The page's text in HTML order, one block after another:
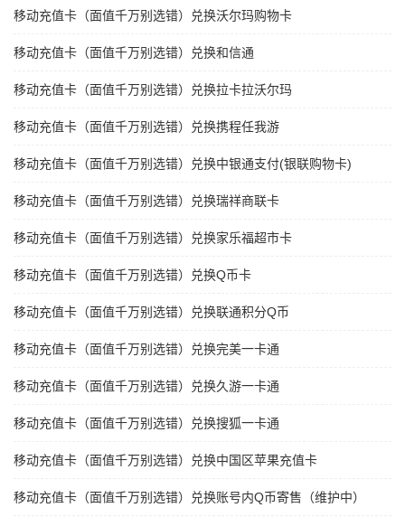
移动充值卡（面值千万别选错）兑换沃尔玛购物卡
移动充值卡（面值千万别选错）兑换和信通
移动充值卡（面值千万别选错）兑换拉卡拉沃尔玛
移动充值卡（面值千万别选错）兑换携程任我游
移动充值卡（面值千万别选错）兑换中银通支付(银联购物卡)
移动充值卡（面值千万别选错）兑换瑞祥商联卡
移动充值卡（面值千万别选错）兑换家乐福超市卡
移动充值卡（面值千万别选错）兑换Q币卡
移动充值卡（面值千万别选错）兑换联通积分Q币
移动充值卡（面值千万别选错）兑换完美一卡通
移动充值卡（面值千万别选错）兑换久游一卡通
移动充值卡（面值千万别选错）兑换搜狐一卡通
移动充值卡（面值千万别选错）兑换中国区苹果充值卡
移动充值卡（面值千万别选错）兑换账号内Q币寄售（维护中）